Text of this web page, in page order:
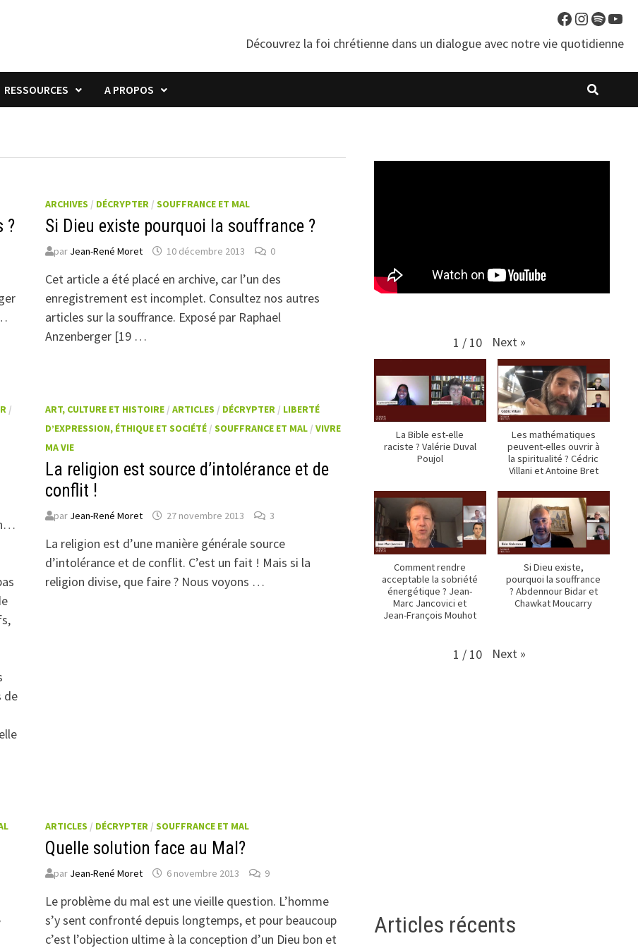
Facebook
Découvrez la foi chrétienne dans un dialogue avec notre vie quotidienne
RESSOURCES A PROPOS
?
ARCHIVES / DÉCRYPTER /SOUFFRANCE ET MAL
Si Dieu existe pourquoi la souffrance ?
par Jean-René Moret 10 décembre 2013 0
Cet article a été placé en archive, car l’un des
enregistrement est incomplet. Consultez nos autres
articles sur la souffrance. Exposé par Raphael
Anzenberger [19 …
/
de
ART, CULTURE ET HISTOIRE /ARTICLES / DÉCRYPTER / LIBERTÉ
D’EXPRESSION, ÉTHIQUE ET SOCIÉTÉ /SOUFFRANCE ET MAL /VIVRE
MA VIE
La religion est source d’intolérance et de
conflit !
par Jean-René Moret 27 novembre 2013 3
La religion est d’une manière générale source
d’intolérance et de conflit. C’est un fait ! Mais si la
religion divise, que faire ? Nous voyons …
ARTICLES / DÉCRYPTER /SOUFFRANCE ET MAL
Quelle solution face au Mal?
par Jean-René Moret 6 novembre 2013 9
Le problème du mal est une vieille question. L’homme
s’y sent confronté depuis longtemps, et pour beaucoup
c’est l’objection ultime à la conception d’un Dieu bon et
1 / 10 Next »
La Bible est-elle
raciste ? Valérie Duval
Poujol
Les mathématiques
peuvent-elles ouvrir à
la spiritualité ? Cédric
Villani et Antoine Bret
Comment rendre
acceptable la sobriété
énergétique ? Jean-
Marc Jancovici et
Jean-François Mouhot
Si Dieu existe,
pourquoi la souffrance
? Abdennour Bidar et
Chawkat Moucarry
1 / 10 Next »
Articles récents